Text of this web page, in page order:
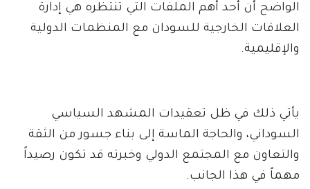
الواضح أن أحد أهم الملفات التي تنتظره هي إدارة
العلاقات الخارجية للسودان مع المنظمات الدولية
والإقليمية.
يأتي ذلك في ظل تعقيدات المشهد السياسي
السوداني، والحاجة الماسة إلى بناء جسور من الثقة
والتعاون مع المجتمع الدولي وخبرته قد تكون رصيداً
مهماً في هذا الجانب.